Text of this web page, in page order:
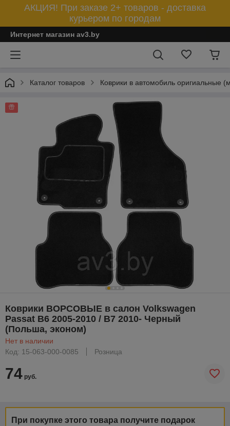
АКЦИЯ! При заказе 2+ товаров - доставка
курьером по городам
Интернет магазин av3.by
Каталог товаров Коврики в автомобиль оригиальные
Коврики ВОРСОВЫЕ в салон Volkswagen
Passat B6 2005-2010 / B7 2010- Черный
(Польша, эконом)
Нет в наличии
Код: 15-063-000-0085
Розница
74 руб.
При покупке этого товара получите подарок